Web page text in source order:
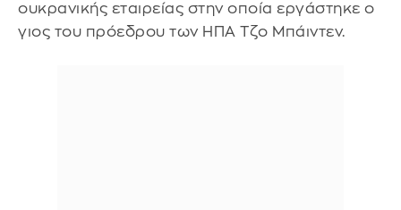
ουκρανικής εταιρείας στην οποία εργάστηκε ο
γιος του πρόεδρου των ΗΠΑ Τζο Μπάιντεν.